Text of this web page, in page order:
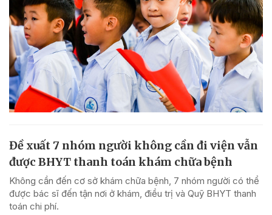
Đề xuất 7 nhóm người không cần đi viện vẫn
được BHYT thanh toán khám chữa bệnh
Không cần đến cơ sở khám chữa bệnh, 7 nhóm người có thể
được bác sĩ đến tận nơi ở khám, điều trị và Quỹ BHYT thanh
toán chi phí.